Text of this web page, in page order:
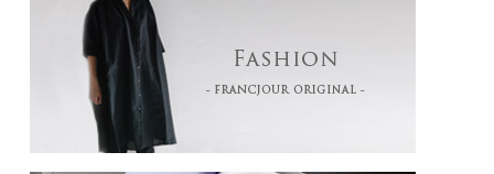
BLEU CANARD ブルーカナール（かもの青色）： かもの首の羽根の独特の青